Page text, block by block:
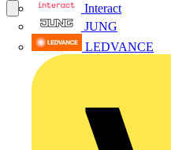
Interact
JUNG
LEDVANCE